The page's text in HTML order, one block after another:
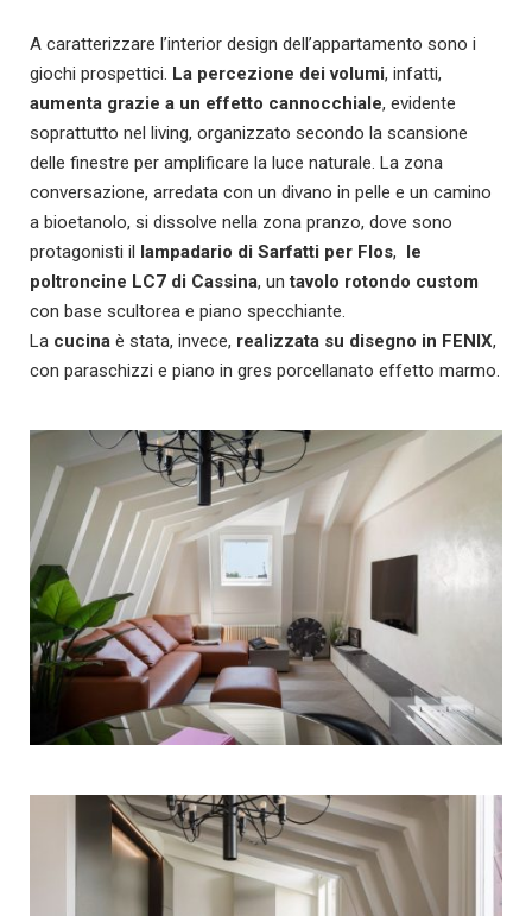
A caratterizzare l’interior design dell’appartamento sono i
giochi prospettici. La percezione dei volumi, infatti,
aumenta grazie a un effetto cannocchiale, evidente
soprattutto nel living, organizzato secondo la scansione
delle finestre per amplificare la luce naturale. La zona
conversazione, arredata con un divano in pelle e un camino
a bioetanolo, si dissolve nella zona pranzo, dove sono
protagonisti il lampadario di Sarfatti per Flos, le
poltroncine LC7 di Cassina, untavolo rotondo custom
con base scultorea e piano specchiante.
La cucina è stata, invece, realizzata su disegno in FENIX,
con paraschizzi e piano in gres porcellanato effetto marmo.